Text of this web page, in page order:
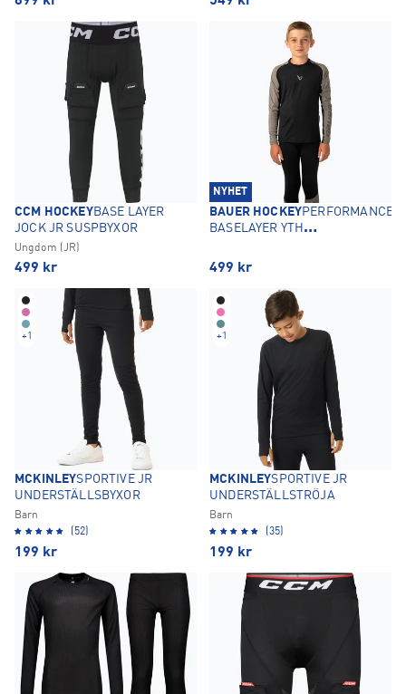
CCM HOCKEYBASE LAYER
JOCK JR SUSPBYXOR
Ungdom (JR)
499 kr
NYHET
BAUER HOCKEYPERFORMANCE
BASELAYER YTH
499 kr
+1
MCKINLEYSPORTIVE JR
UNDERSTÄLLSBYXOR
Barn
(52)
199 kr
+1
MCKINLEYSPORTIVE JR
UNDERSTÄLLSTRÖJA
Barn
(35)
199 kr